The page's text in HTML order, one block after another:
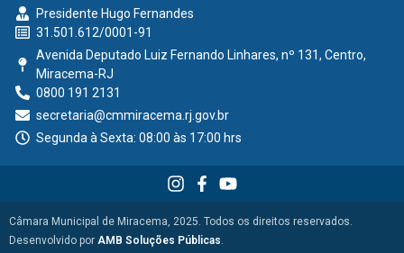
Presidente Hugo Fernandes
31.501.612/0001-91
Avenida Deputado Luiz Fernando Linhares, nº 131, Centro,
Miracema-RJ
0800 191 2131
secretaria@cmmiracema.rj.gov.br
Segunda à Sexta: 08:00 às 17:00 hrs
Câmara Municipal de Miracema, 2025. Todos os direitos reservados.
Desenvolvido por AMB Soluções Públicas.